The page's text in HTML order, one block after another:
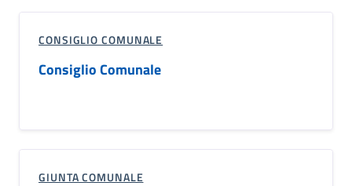
CONSIGLIO COMUNALE
Consiglio Comunale
GIUNTA COMUNALE